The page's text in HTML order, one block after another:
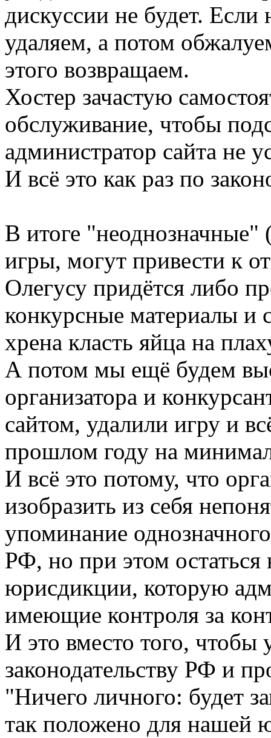
дискуссии не будет. Если
удаляем, а потом
этого возвращаем.
Хостер зачастую
обслуживание, чтобы
администратор сайта не
И всё это как раз по
В итоге "неоднозначные"
игры, могут привести к
Олегусу придётся либо
конкурсные материалы и
хрена класть яйца на
А потом мы ещё будем
организатора и
сайтом, удалили игру и
прошлом году на
И всё это потому, что
изобразить из себя
упоминание однозначного
РФ, но при этом
юрисдикции, которую
имеющие контроля за
И это вместо того, чтобы
законодательству РФ и
"Ничего личного: будет
так положено для нашей